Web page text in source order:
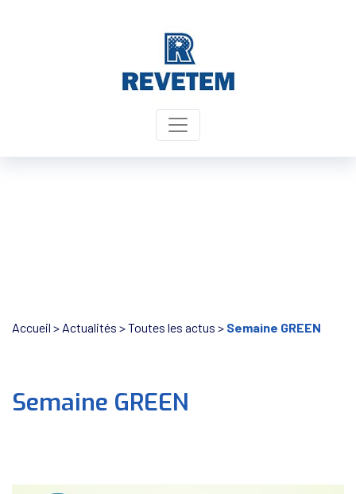
Accueil > Actualités >Toutes les actus > Semaine GREEN
Semaine GREEN